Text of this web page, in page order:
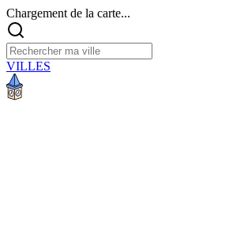
Chargement de la carte...
VILLES